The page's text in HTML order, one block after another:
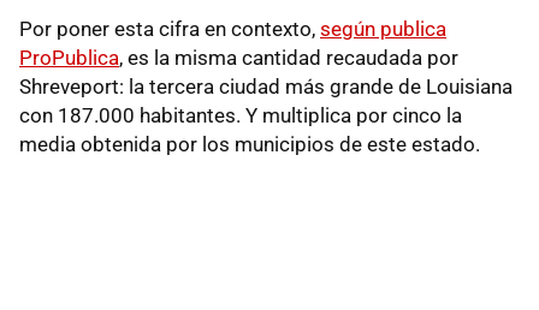
Por poner esta cifra en contexto, según publica
ProPublica, es la misma cantidad recaudada por
Shreveport: la tercera ciudad más grande de Louisiana
con 187.000 habitantes. Y multiplica por cinco la
media obtenida por los municipios de este estado.